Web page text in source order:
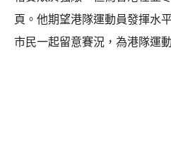
頁。他期望港隊運動員發揮水
市民一起留意賽況，為港隊運